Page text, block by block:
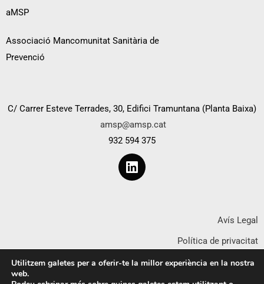
aMSP
Associació Mancomunitat Sanitària de
Prevenció
C/ Carrer Esteve Terrades, 30, Edifici Tramuntana (Planta Baixa)
amsp@amsp.cat
932 594 375
Avís Legal
Política de privacitat
Política de cookies
Utilitzem galetes per a oferir-te la millor experiència en la nostra
web.